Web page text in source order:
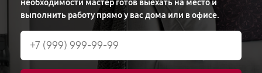
необходимости мастер готов выехать на место и
выполнить работу прямо у вас дома или в офисе.